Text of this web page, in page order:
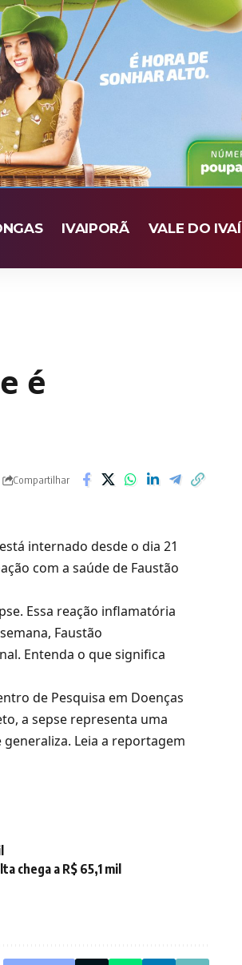
IVAIPORÃ VALE DO IVAÍ
é
Compartilhar
internado desde o dia 21
com a saúde de Faustão
Essa reação inflamatória
Faustão
Entenda o que significa
de Pesquisa em Doenças
a sepse representa uma
Leia a reportagem
chega a R$ 65,1 mil